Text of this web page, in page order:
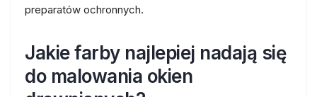
preparatów ochronnych.
Jakie farby najlepiej nadają się
do malowania okien